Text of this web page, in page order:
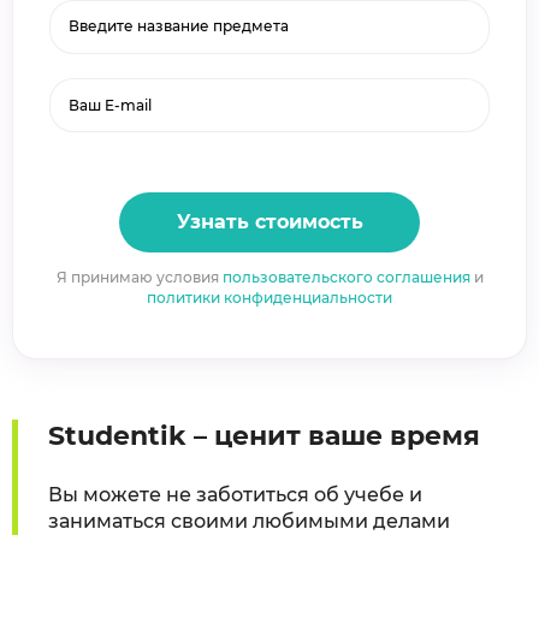
Введите название предмета
Узнать стоимость
Я принимаю условия пользовательского соглашенияи
политики конфиденциальности
Studentik – ценит ваше время
Вы можете не заботиться об учебе и
заниматься своими любимыми делами